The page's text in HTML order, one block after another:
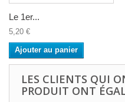
Le 1er...
5,20 €
Ajouter au panier
LES CLIENTS QUI
PRODUIT ONT